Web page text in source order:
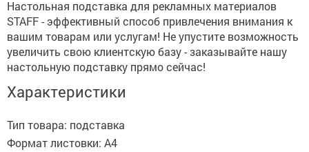
Настольная подставка для рекламных материалов
STAFF - эффективный способ привлечения внимания к
вашим товарам или услугам! Не упустите возможность
увеличить свою клиентскую базу - заказывайте нашу
настольную подставку прямо сейчас!
Характеристики
Тип товара: подставка
Формат листовки: А4